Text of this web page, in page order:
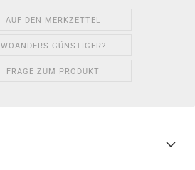
AUF DEN MERKZETTEL
WOANDERS GÜNSTIGER?
FRAGE ZUM PRODUKT